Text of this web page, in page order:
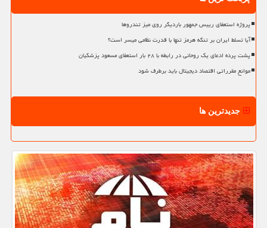
پروژه استعفای رییس جمهور باردیگر روی میز تندروها
آیا تسلط ایران بر تنگه هرمز تنها با قدرت نظامی میسر است؟
پشت پرده ادعای یک روحانی در رابطه با ۲۸ بار استعفای مسعود پزشکیان
موانع مقرراتی اقتصاد دیجیتال باید برطرف شود
جدیدترین ها